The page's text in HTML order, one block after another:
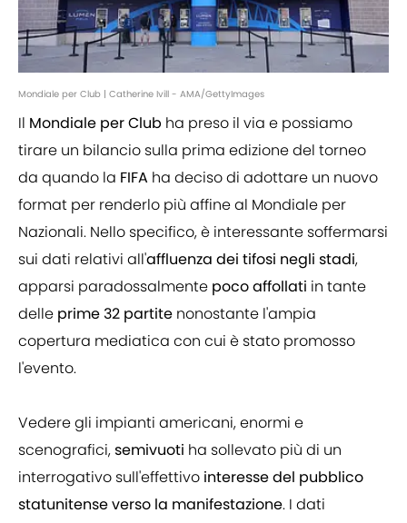
Mondiale per Club | Catherine Ivill - AMA/GettyImages
Il Mondiale per Club ha preso il via e possiamo
tirare un bilancio sulla prima edizione del torneo
da quando la FIFA ha deciso di adottare un nuovo
format per renderlo più affine al Mondiale per
Nazionali. Nello specifico, è interessante soffermarsi
sui dati relativi all'affluenza dei tifosi negli stadi,
apparsi paradossalmente poco affollati in tante
delle prime 32 partite nonostante l'ampia
copertura mediatica con cui è stato promosso
l'evento.
Vedere gli impianti americani, enormi e
scenografici,semivuoti ha sollevato più di un
interrogativo sull'effettivo interesse del pubblico
statunitense verso la manifestazione. I dati